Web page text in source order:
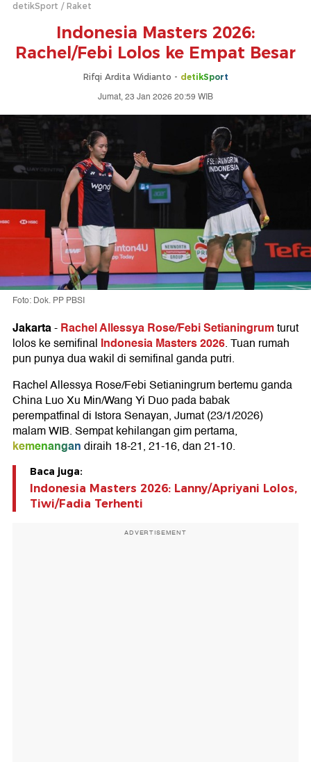
detikSport Raket
Indonesia Masters 2026:
Rachel/Febi Lolos ke Empat Besar
Rifqi Ardita Widianto - detikSport
Jumat, 23 Jan 2026 20:59 WIB
Foto: Dok. PP PBSI
Jakarta-Rachel Allessya Rose/Febi Setianingrumturut
lolos ke semifinal Indonesia Masters 2026. Tuan rumah
pun punya dua wakil di semifinal ganda putri.
Rachel Allessya Rose/Febi Setianingrum bertemu ganda
China Luo Xu Min/Wang Yi Duo pada babak
perempatfinal di Istora Senayan, Jumat (23/1/2026)
malam WIB. Sempat kehilangan gim pertama,
kemenangandiraih 18-21, 21-16, dan 21-10.
Baca juga:
Indonesia Masters 2026: Lanny/Apriyani Lolos,
Tiwi/Fadia Terhenti
ADVERTISEMENT